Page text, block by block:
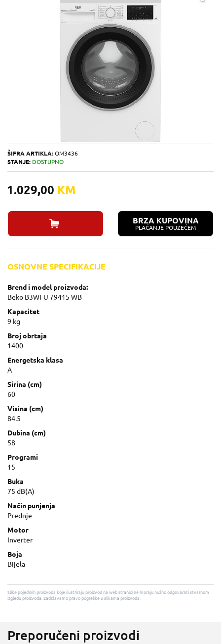
ŠIFRA ARTIKLA: OM3436
STANJE: DOSTUPNO
1.029,00 KM
BRZA KUPOVINA
PLAĆANJE POUZEĆEM
OSNOVNE SPECIFIKACIJE
Brend i model proizvoda:
Beko B3WFU 79415 WB
Kapacitet
9 kg
Broj obrtaja
1400
Energetska klasa
A
Sirina (cm)
60
Visina (cm)
84.5
Dubina (cm)
58
Programi
15
Buka
75 dB(A)
Način punjenja
Prednje
Motor
Inverter
Boja
Bijela
Slike pojedinih proizvoda koje ilustriraju proizvod na web stranici ne moraju nužno odgovarati stvarnom
izgledu proizvoda. Zadržavamo pravo pogreške u slikama proizvoda.
Preporučeni proizvodi